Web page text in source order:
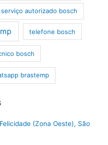
serviço autorizado bosch
telefone bosch
bosch
brastemp
(Zona Oeste), São